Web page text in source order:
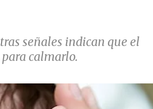
señales indican que el
calmarlo.